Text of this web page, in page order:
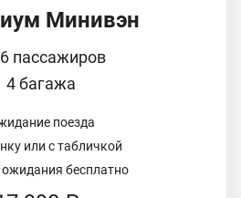
Минивэн
пассажиров
4 багажа
поезда
или с табличкой
бесплатно